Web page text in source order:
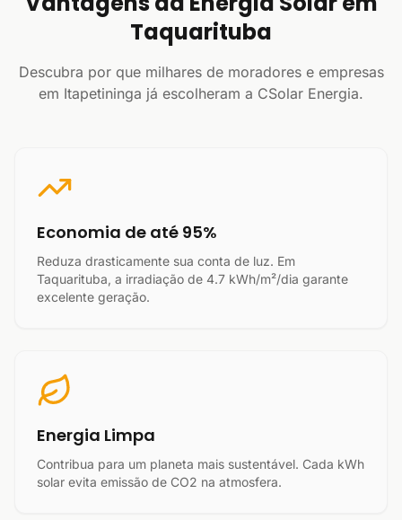
Taquarituba
Descubra por que milhares de moradores e empresas
em Itapetininga já escolheram a CSolar Energia.
Economia de até 95%
Reduza drasticamente sua conta de luz. Em
Taquarituba, a irradiação de 4.7 kWh/m²/dia garante
excelente geração.
Energia Limpa
Contribua para um planeta mais sustentável. Cada kWh
solar evita emissão de CO2 na atmosfera.